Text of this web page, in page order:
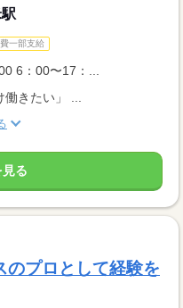
一部支給
6：00〜17：...
きたい」 ...
る
のプロとして経験を